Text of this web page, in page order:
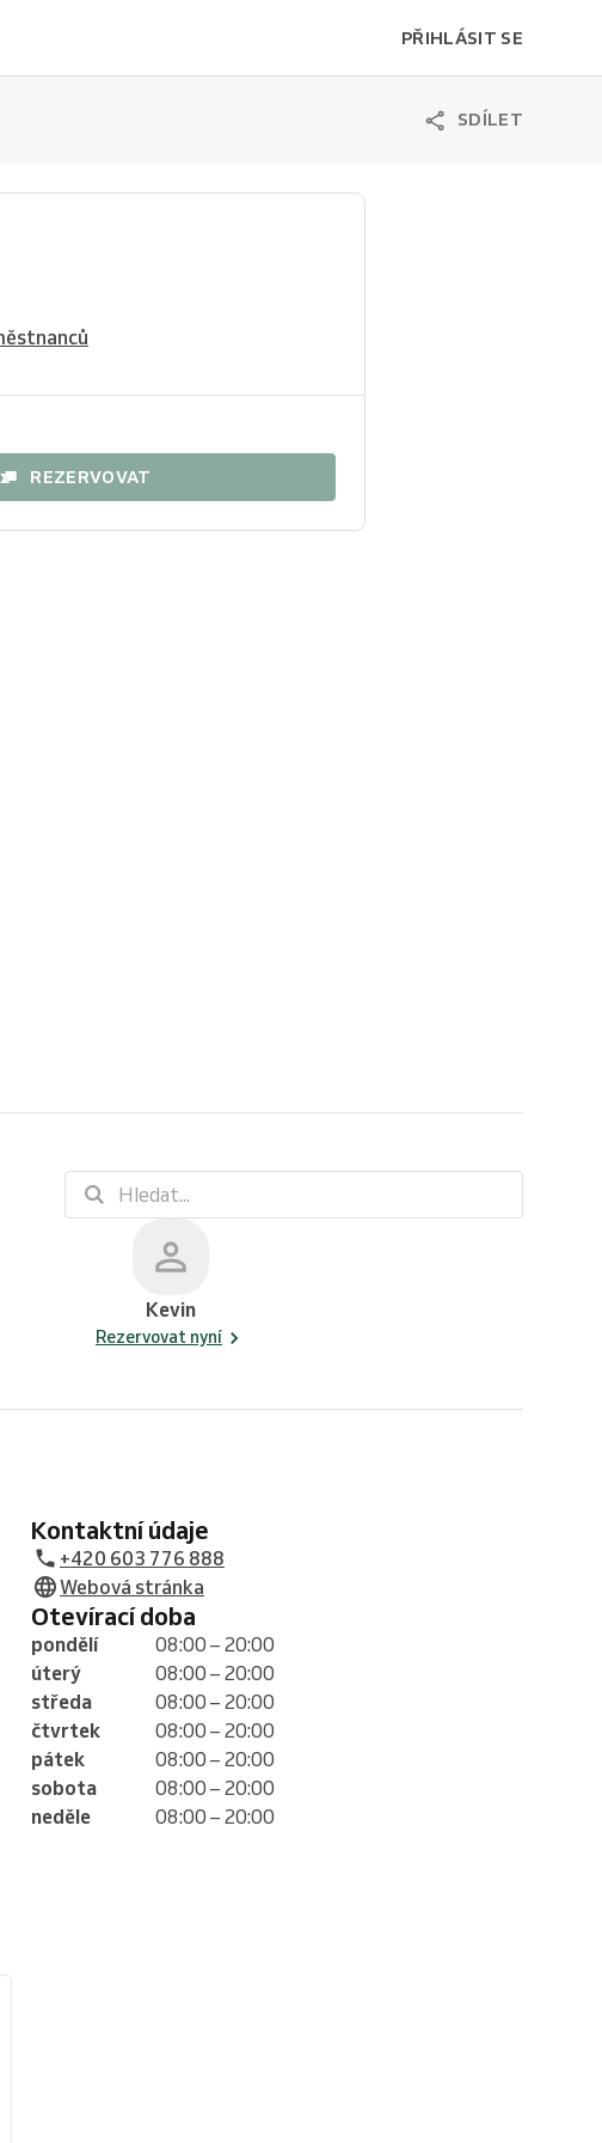
PŘIHLÁSIT SE
SDÍLET
REZERVOVAT
Kevin
Rezervovat nyní
Kontaktní údaje
+420 603 776 888
Webová stránka
Otevírací doba
pondělí
08:00 – 20:00
úterý
08:00 – 20:00
středa
08:00 – 20:00
čtvrtek
08:00 – 20:00
pátek
08:00 – 20:00
sobota
08:00 – 20:00
neděle
08:00 – 20:00